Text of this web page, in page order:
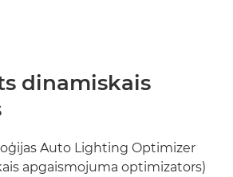
dinamiskais
Auto Lighting Optimizer
apgaismojuma optimizators)